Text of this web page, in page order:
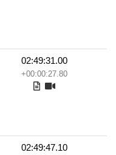
02:49:31.00
+00:00:27.80
02:49:47.10